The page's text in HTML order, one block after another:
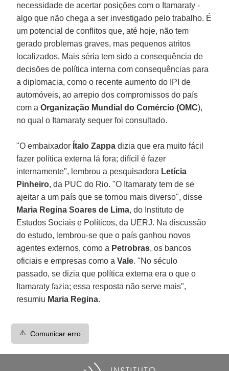
necessidade de acertar posições com o Itamaraty -
algo que não chega a ser investigado pelo trabalho. É
um potencial de conflitos que, até hoje, não tem
gerado problemas graves, mas pequenos atritos
localizados. Mais séria tem sido a consequência de
decisões de política interna com consequências para
a diplomacia, como o recente aumento do IPI de
automóveis, ao arrepio dos compromissos do país
com aOrganização Mundial do Comércio (OMC),
no qual o Itamaraty sequer foi consultado.
"O embaixador Ítalo Zappa dizia que era muito fácil
fazer política externa lá fora; difícil é fazer
internamente", lembrou a pesquisadora Letícia
Pinheiro, da PUC do Rio. "O Itamaraty tem de se
ajeitar a um país que se tornou mais diverso", disse
Maria Regina Soares de Lima, do Instituto de
Estudos Sociais e Políticos, da UERJ. Na discussão
do estudo, lembrou-se que o país ganhou novos
agentes externos, como a Petrobras, os bancos
oficiais e empresas como aVale. "No século
passado, se dizia que política externa era o que o
Itamaraty fazia; essa resposta não serve mais",
resumiu Maria Regina.
⚠️ Comunicar erro